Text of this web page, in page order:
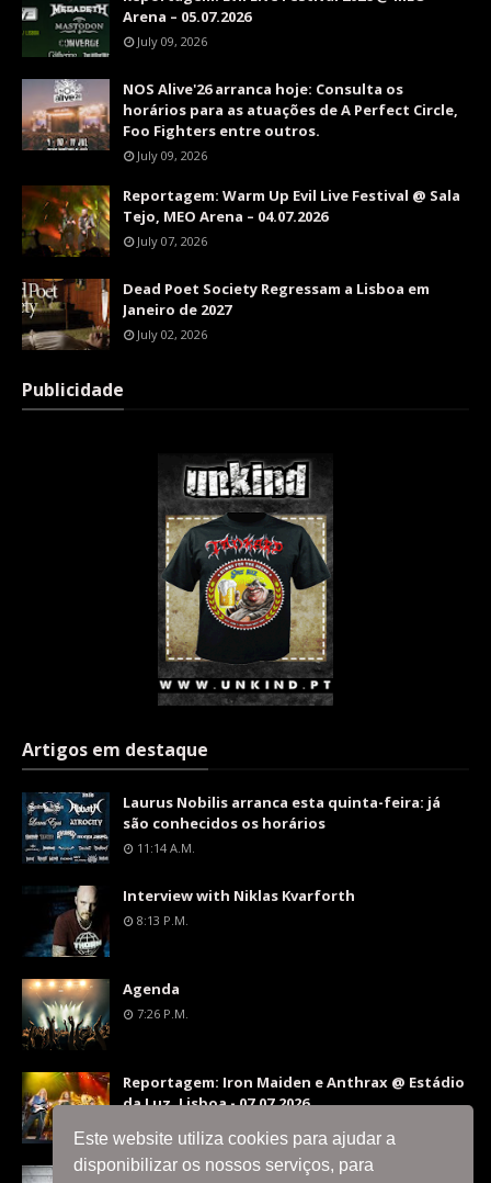
Este website utiliza cookies para ajudar a
disponibilizar os nossos serviços, para
Arena – 05.07.2026
July 09, 2026
NOS Alive'26 arranca hoje: Consulta os
horários para as atuações de A Perfect Circle,
Foo Fighters entre outros.
July 09, 2026
Reportagem: Warm Up Evil Live Festival @ Sala
Tejo, MEO Arena – 04.07.2026
July 07, 2026
Dead Poet Society Regressam a Lisboa em
Janeiro de 2027
July 02, 2026
Publicidade
Artigos em destaque
Laurus Nobilis arranca esta quinta-feira: já
são conhecidos os horários
11:14 A.m.
Interview with Niklas Kvarforth
8:13 P.m.
Agenda
7:26 P.m.
Reportagem: Iron Maiden e Anthrax @ Estádio
da Luz, Lisboa - 07.07.2026
9:36 P.m.
Interview with Silent Skies